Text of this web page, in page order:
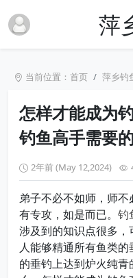
萍
当前位置： 首页 萍乡钓
怎样才能成为
钓鱼高手需要
2年前 (May 12,2024)
弟子不必不如师，师
有专攻，如是而已。 钓
涉及到的知识点很多
人能够精通所有鱼类的
的垂钓上达到炉火纯